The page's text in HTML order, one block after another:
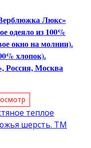
Люкс»
одеяло из 100%
окно на молнии).
хлопок).
Россия, Москва